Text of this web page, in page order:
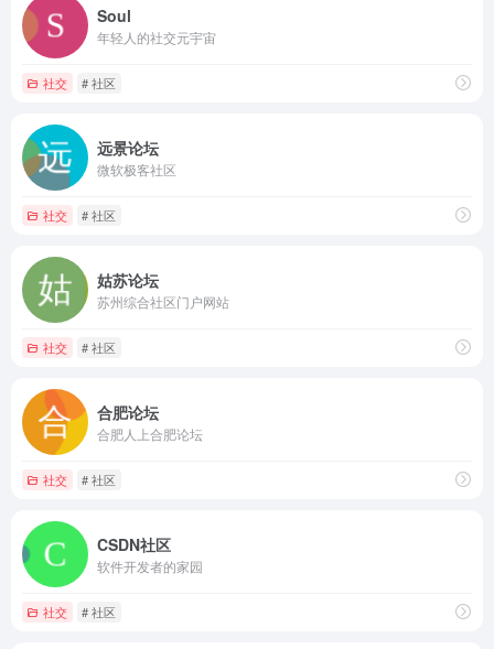
Soul
年轻人的社交元宇宙
社交 # 社区
远景论坛
微软极客社区
社交 # 社区
姑苏论坛
苏州综合社区门户网站
社交 # 社区
合肥论坛
合肥人上合肥论坛
社交 # 社区
CSDN社区
软件开发者的家园
社交 # 社区